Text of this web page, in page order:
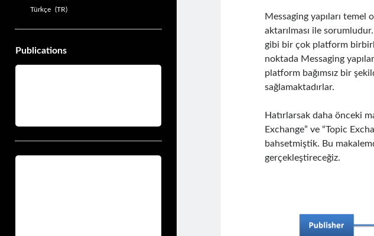
Türkçe
TR
Publications
Messaging yapıları
aktarılması ile
gibi bir çok platform
noktada Messaging
platform bağımsız bir
sağlamaktadırlar.
Hatırlarsak daha önceki
Exchange” ve “Topic
bahsetmiştik. Bu
gerçekleştireceğiz.